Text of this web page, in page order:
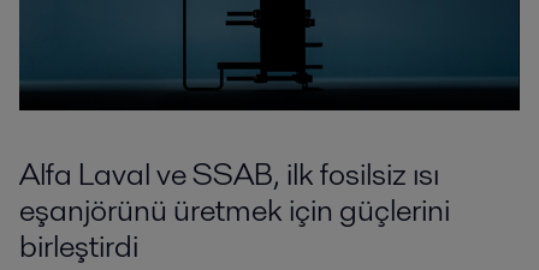
Alfa Laval ve SSAB, ilk fosilsiz ısı
eşanjörünü üretmek için güçlerini
birleştirdi